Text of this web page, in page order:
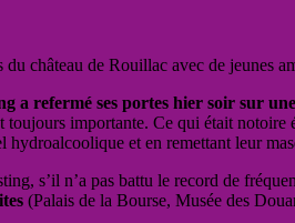
du château de Rouillac avec de jeunes
a refermé ses portes hier soir sur
toujours importante. Ce qui était notoire
hydroalcoolique et en remettant leur
s’il n’a pas battu le record de
(Palais de la Bourse, Musée des